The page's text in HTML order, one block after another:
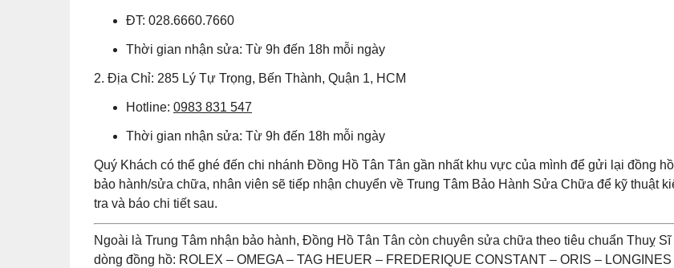
ĐT: 028.6660.7660
Thời gian nhận sửa: Từ 9h đến 18h mỗi ngày
2. Địa Chỉ: 285 Lý Tự Trọng, Bến Thành, Quận 1, HCM
Hotline: 0983 831 547
Thời gian nhận sửa: Từ 9h đến 18h mỗi ngày
Quý Khách có thể ghé đến chi nhánh Đồng Hồ Tân Tân gần nhất khu vực của mình để gửi lại đồng
bảo hành/sửa chữa, nhân viên sẽ tiếp nhận chuyển về Trung Tâm Bảo Hành Sửa Chữa để kỹ thuật
tra và báo chi tiết sau.
Ngoài là Trung Tâm nhận bảo hành, Đồng Hồ Tân Tân còn chuyên sửa chữa theo tiêu chuẩn Thuỵ Sĩ
dòng đồng hồ: ROLEX – OMEGA – TAG HEUER – FREDERIQUE CONSTANT – ORIS – LONGINES